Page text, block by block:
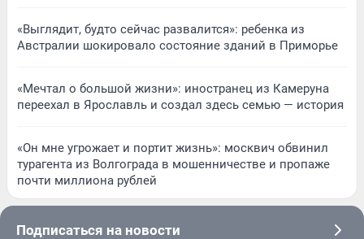
«Выглядит, будто сейчас развалится»: ребенка из
Австралии шокировало состояние зданий в Приморье
«Мечтал о большой жизни»: иностранец из Камеруна
переехал в Ярославль и создал здесь семью — история
«Он мне угрожает и портит жизнь»: москвич обвинил
турагента из Волгограда в мошенничестве и пропаже
почти миллиона рублей
Подписаться на новости